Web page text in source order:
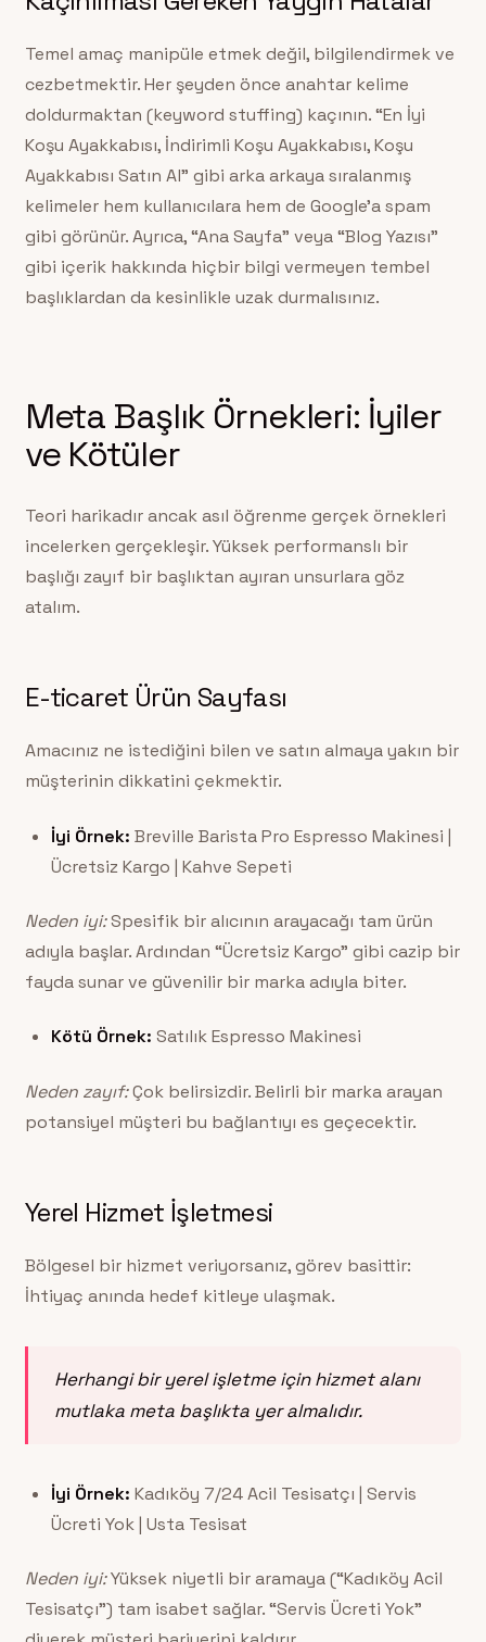
Temel amaç manipüle etmek değil, bilgilendirmek ve
cezbetmektir. Her şeyden önce anahtar kelime
doldurmaktan (keyword stuffing) kaçının. “En İyi
Koşu Ayakkabısı, İndirimli Koşu Ayakkabısı, Koşu
Ayakkabısı Satın Al” gibi arka arkaya sıralanmış
kelimeler hem kullanıcılara hem de Google’a spam
gibi görünür. Ayrıca, “Ana Sayfa” veya “Blog Yazısı”
gibi içerik hakkında hiçbir bilgi vermeyen tembel
başlıklardan da kesinlikle uzak durmalısınız.
Meta Başlık Örnekleri: İyiler
ve Kötüler
Teori harikadır ancak asıl öğrenme gerçek örnekleri
incelerken gerçekleşir. Yüksek performanslı bir
başlığı zayıf bir başlıktan ayıran unsurlara göz
atalım.
E-ticaret Ürün Sayfası
Amacınız ne istediğini bilen ve satın almaya yakın bir
müşterinin dikkatini çekmektir.
İyi Örnek: Breville Barista Pro Espresso Makinesi |
Ücretsiz Kargo | Kahve Sepeti
Neden iyi:Spesifik bir alıcının arayacağı tam ürün
adıyla başlar. Ardından “Ücretsiz Kargo” gibi cazip bir
fayda sunar ve güvenilir bir marka adıyla biter.
Kötü Örnek: Satılık Espresso Makinesi
Neden zayıf:Çok belirsizdir. Belirli bir marka arayan
potansiyel müşteri bu bağlantıyı es geçecektir.
Yerel Hizmet İşletmesi
Bölgesel bir hizmet veriyorsanız, görev basittir:
İhtiyaç anında hedef kitleye ulaşmak.
Herhangi bir yerel işletme için hizmet alanı
mutlaka meta başlıkta yer almalıdır.
İyi Örnek: Kadıköy 7/24 Acil Tesisatçı | Servis
Ücreti Yok | Usta Tesisat
Neden iyi:Yüksek niyetli bir aramaya (“Kadıköy Acil
Tesisatçı”) tam isabet sağlar. “Servis Ücreti Yok”